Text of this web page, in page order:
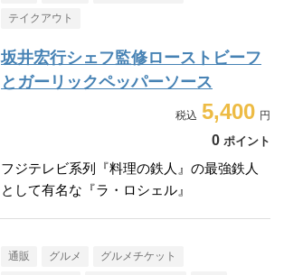
テイクアウト
坂井宏行シェフ監修ローストビーフ
とガーリックペッパーソース
5,400
0 ポイント
フジテレビ系列『料理の鉄人』の最強鉄人
として有名な『ラ・ロシェル』
通販 グルメ グルメチケット